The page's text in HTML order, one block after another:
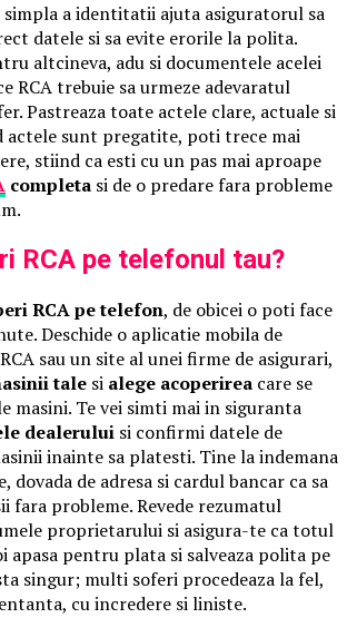
simpla a identitatii ajuta asiguratorul sa
datele si sa evite erorile la polita.
altcineva, adu si documentele acelei
RCA trebuie sa urmeze adevaratul
Pastreaza toate actele clare, actuale si
actele sunt pregatite, poti trece mai
stiind ca esti cu un pas mai aproape
completa si de o predare fara probleme
RCA pe telefonul tau?
RCA pe telefon, de obicei o poti face
Deschide o aplicatie mobila de
sau un site al unei firme de asigurari,
tale si alege acoperirea care se
masini. Te vei simti mai in siguranta
dealerului si confirmi datele de
inainte sa platesti. Tine la indemana
dovada de adresa si cardul bancar ca sa
fara probleme. Revede rezumatul
proprietarului si asigura-te ca totul
apasa pentru plata si salveaza polita pe
singur; multi soferi procedeaza la fel,
cu incredere si liniste.